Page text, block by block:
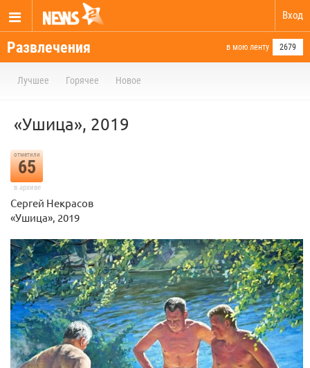
Вход
Развлечения в мою ленту 2679
Лучшее Горячее Новое
«Ушица», 2019
отметили
65
в архиве
Сергей Некрасов
«Ушица», 2019